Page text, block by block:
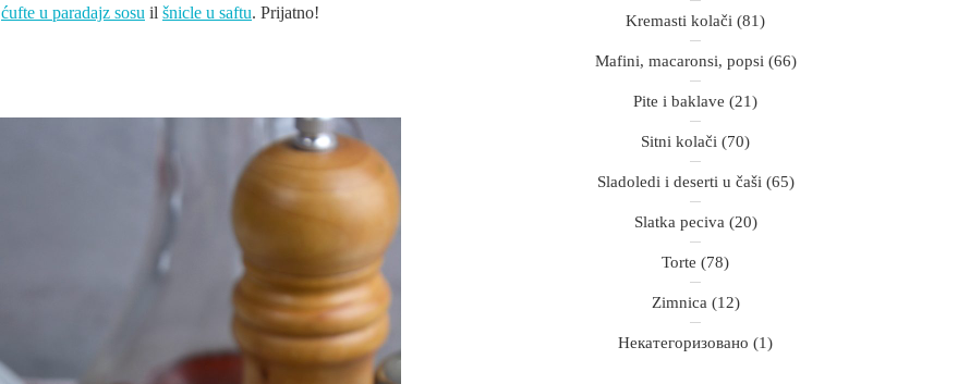
ćufte u paradajz sosu il šnicle u saftu. Prijatno! Kremasti kolači (81)
Mafini, macaronsi, popsi (66)
Pite i baklave (21)
Sitni kolači (70)
Sladoledi i deserti u čaši (65)
Slatka peciva (20)
Torte (78)
Zimnica (12)
Некатегоризовано (1)